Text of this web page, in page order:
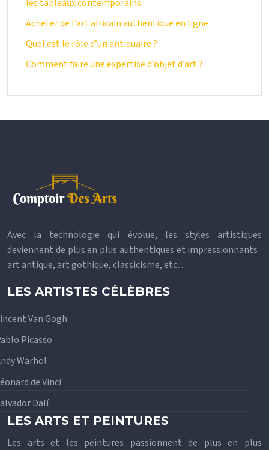
les tableaux contemporains
Acheter de l’art africain authentique en ligne
Quel est le rôle d’un antiquaire ?
Comment faire une expertise d’objet d’art ?
Avec la technologie qui évolue, les styles artistiques
deviennent de plus en plus authentiques et impressionnants :
art antique, art gothique, classicisme, etc…
LES ARTISTES CÉLÈBRES
Van Gogh
Picasso
Warhol
de Vinci
Dalí
LES ARTS ET PEINTURES
Les arts et les peintures passionnent de plus en plus